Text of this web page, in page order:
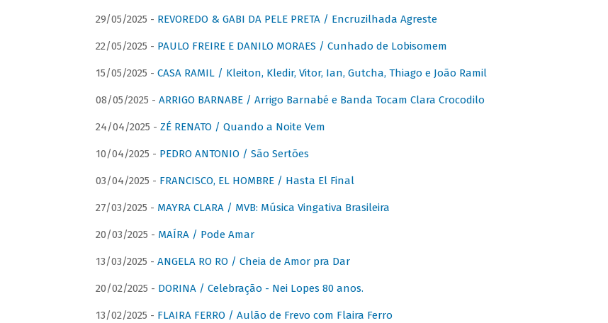
29/05/2025 - REVOREDO & GABI DA PELE PRETA / Encruzilhada Agreste
22/05/2025 - PAULO FREIRE E DANILO MORAES / Cunhado de Lobisomem
15/05/2025 - CASA RAMIL / Kleiton, Kledir, Vitor, Ian, Gutcha, Thiago e João Ramil
08/05/2025 - ARRIGO BARNABE / Arrigo Barnabé e Banda Tocam Clara Crocodilo
24/04/2025 - ZÉ RENATO / Quando a Noite Vem
10/04/2025 - PEDRO ANTONIO / São Sertões
03/04/2025 - FRANCISCO, EL HOMBRE / Hasta El Final
27/03/2025 - MAYRA CLARA / MVB: Música Vingativa Brasileira
20/03/2025 - MAÍRA / Pode Amar
13/03/2025 - ANGELA RO RO / Cheia de Amor pra Dar
20/02/2025 - DORINA / Celebração - Nei Lopes 80 anos.
13/02/2025 - FLAIRA FERRO / Aulão de Frevo com Flaira Ferro